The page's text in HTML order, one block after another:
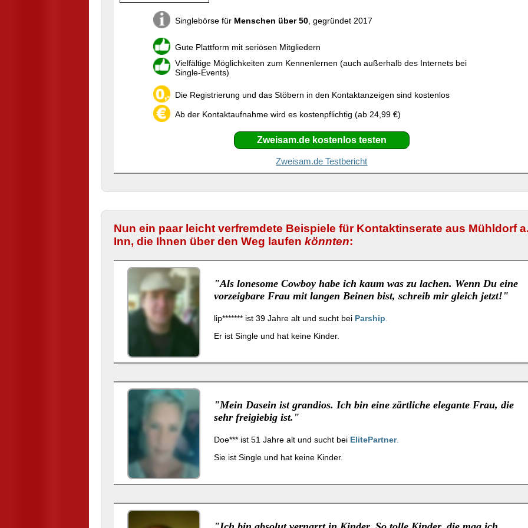
Singlebörse für Menschen über 50, gegründet 2017
Gute Plattform mit seriösen Mitgliedern
Vielfältige Möglichkeiten zum Kennenlernen (auch außerhalb des Internets bei
Single-Events)
Die Registrierung und das Stöbern in den Kontaktanzeigen sind kostenlos
Ab der Kontaktaufnahme wird es kostenpflichtig (ab 24,99 €)
Zweisam.de kostenlos testen
Zweisam.de Testbericht
Nun ein paar leicht verfremdete Beispiele für Kontaktinserate aus Mühldorf
Inn, die Ihnen über den Weg laufen könnten:
"Als lonesome Cowboy habe ich kaum was zu lachen. Wenn Du eine
vorzeigbare Frau mit langen Beinen bist, schreib mir gleich jetzt!"
lip******* ist 39 Jahre alt und sucht bei Parship
Er ist Single und hat keine Kinder.
"Mein Dasein ist grandios. Ich bin eine zärtliche elegante Frau, die
sehr freigiebig ist."
Doe*** ist 51 Jahre alt und sucht bei ElitePartner.
Sie ist Single und hat keine Kinder.